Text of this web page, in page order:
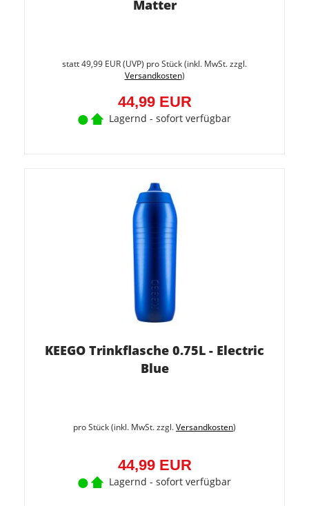
Matter
statt49,99 EUR(UVP) pro Stück (inkl. MwSt. zzgl.
Versandkosten)
44,99 EUR
Lagernd - sofort verfügbar
KEEGO Trinkflasche 0.75L - Electric
Blue
pro Stück (inkl. MwSt. zzgl.Versandkosten)
44,99 EUR
Lagernd - sofort verfügbar